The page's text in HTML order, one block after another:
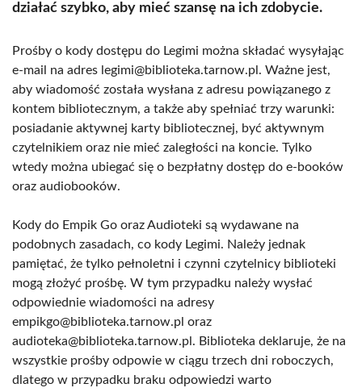
działać szybko, aby mieć szansę na ich zdobycie.
Prośby o kody dostępu do Legimi można składać wysyłając
e-mail na adres legimi@biblioteka.tarnow.pl. Ważne jest,
aby wiadomość została wysłana z adresu powiązanego z
kontem bibliotecznym, a także aby spełniać trzy warunki:
posiadanie aktywnej karty bibliotecznej, być aktywnym
czytelnikiem oraz nie mieć zaległości na koncie. Tylko
wtedy można ubiegać się o bezpłatny dostęp do e-booków
oraz audiobooków.
Kody do Empik Go oraz Audioteki są wydawane na
podobnych zasadach, co kody Legimi. Należy jednak
pamiętać, że tylko pełnoletni i czynni czytelnicy biblioteki
mogą złożyć prośbę. W tym przypadku należy wysłać
odpowiednie wiadomości na adresy
empikgo@biblioteka.tarnow.pl oraz
audioteka@biblioteka.tarnow.pl. Biblioteka deklaruje, że na
wszystkie prośby odpowie w ciągu trzech dni roboczych,
dlatego w przypadku braku odpowiedzi warto